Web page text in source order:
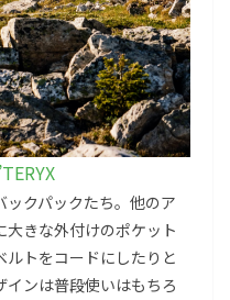
クパックたち。他のア
きな外付けのポケット
トをコードにしたりと
ンは普段使いはもちろ